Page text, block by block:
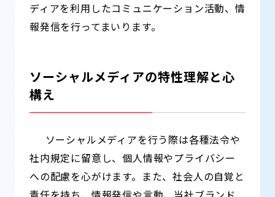
ディアを利用したコミュニケーション活動、情
報発信を行ってまいります。
ソーシャルメディアの特性理解と心
構え
ソーシャルメディアを行う際は各種法令や
社内規定に留意し、個人情報やプライバシー
への配慮を心がけます。また、社会人の自覚と